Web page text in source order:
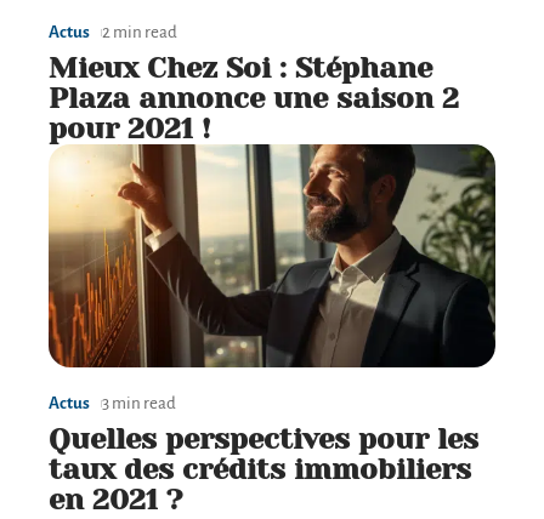
Actus 2 min read
Mieux Chez Soi : Stéphane
Plaza annonce une saison 2
pour 2021 !
Actus 3 min read
Quelles perspectives pour les
taux des crédits immobiliers
en 2021 ?